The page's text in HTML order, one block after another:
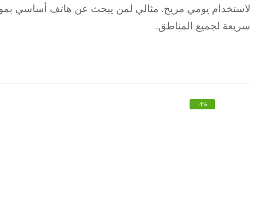
لاستخدام يومي مريح. مثالي لمن يبحث عن هاتف أساسي
سريعة لجميع المناطق.
-4%